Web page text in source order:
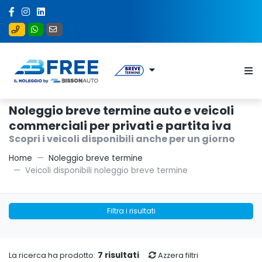
Noleggio breve termine auto e veicoli
commerciali per privati e partita iva
Scopri i veicoli disponibili anche per un giorno
Home
Noleggio breve termine
Veicoli disponibili noleggio breve termine
Filtra i risultati
La ricerca ha prodotto: 7 risultati Azzera filtri